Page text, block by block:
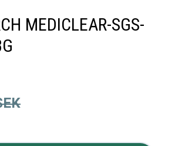
MEDICLEAR-SGS-